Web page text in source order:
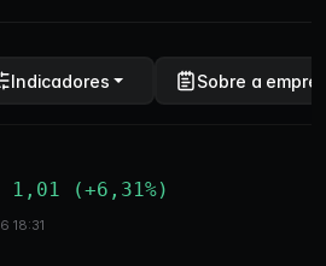
Indicadores Sobre a
1,01 (+6,31%)
18:31